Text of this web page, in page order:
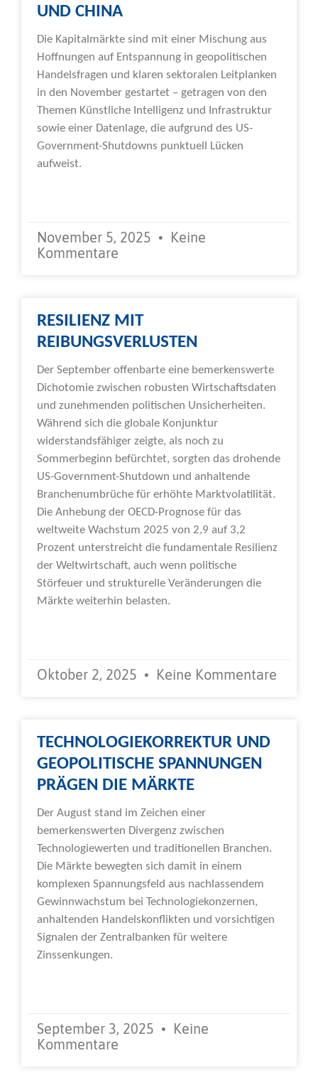
UND CHINA
Die Kapitalmärkte sind mit einer Mischung aus
Hoffnungen auf Entspannung in geopolitischen
Handelsfragen und klaren sektoralen Leitplanken
in den November gestartet – getragen von den
Themen Künstliche Intelligenz und Infrastruktur
sowie einer Datenlage, die aufgrund des US-
Government-Shutdowns punktuell Lücken
aufweist.
November 5, 2025
Keine
Kommentare
RESILIENZ MIT
REIBUNGSVERLUSTEN
Der September offenbarte eine bemerkenswerte
Dichotomie zwischen robusten Wirtschaftsdaten
und zunehmenden politischen Unsicherheiten.
Während sich die globale Konjunktur
widerstandsfähiger zeigte, als noch zu
Sommerbeginn befürchtet, sorgten das drohende
US-Government-Shutdown und anhaltende
Branchenumbrüche für erhöhte Marktvolatilität.
Die Anhebung der OECD-Prognose für das
weltweite Wachstum 2025 von 2,9 auf 3,2
Prozent unterstreicht die fundamentale Resilienz
der Weltwirtschaft, auch wenn politische
Störfeuer und strukturelle Veränderungen die
Märkte weiterhin belasten.
Oktober 2, 2025 Keine Kommentare
TECHNOLOGIEKORREKTUR UND
GEOPOLITISCHE SPANNUNGEN
PRÄGEN DIE MÄRKTE
Der August stand im Zeichen einer
bemerkenswerten Divergenz zwischen
Technologiewerten und traditionellen Branchen.
Die Märkte bewegten sich damit in einem
komplexen Spannungsfeld aus nachlassendem
Gewinnwachstum bei Technologiekonzernen,
anhaltenden Handelskonflikten und vorsichtigen
Signalen der Zentralbanken für weitere
Zinssenkungen.
September 3, 2025
Keine
Kommentare